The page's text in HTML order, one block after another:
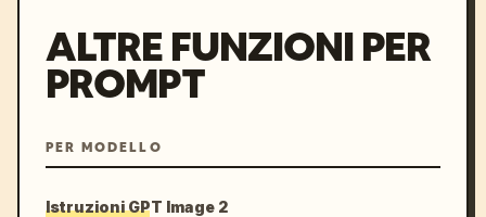
ALTRE FUNZIONI PER
PROMPT
PER MODELLO
Istruzioni GPT Image 2